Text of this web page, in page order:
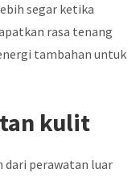
segar ketika
rasa tenang
tambahan untuk
kulit
dari perawatan luar